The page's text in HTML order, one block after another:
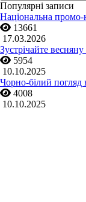
Популярні записи
Національна
13661
17.03.2026
Зустрічайте
5954
10.10.2025
Чорно-білий погляд
4008
10.10.2025